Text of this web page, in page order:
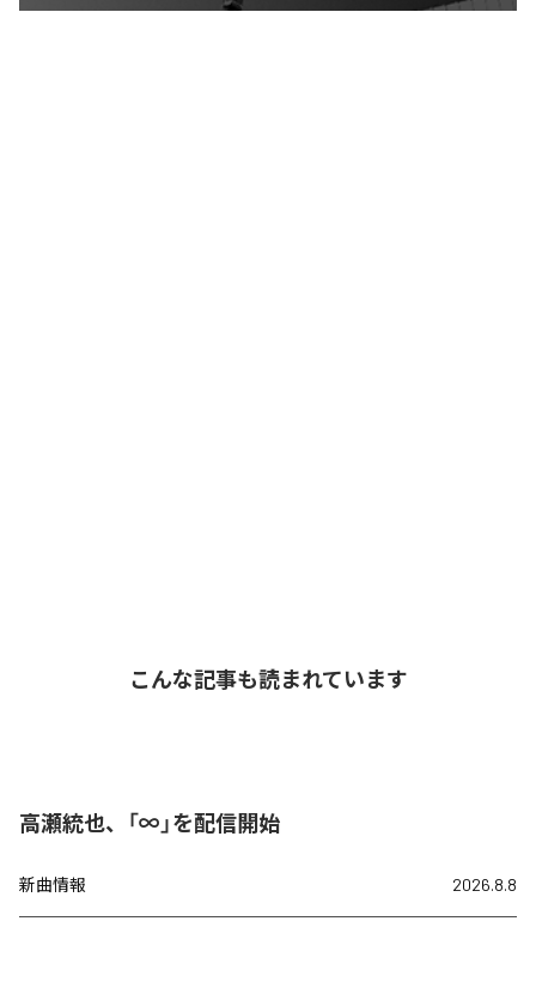
こんな記事も読まれています
高瀬統也、「∞」を配信開始
新曲情報 2026.8.8